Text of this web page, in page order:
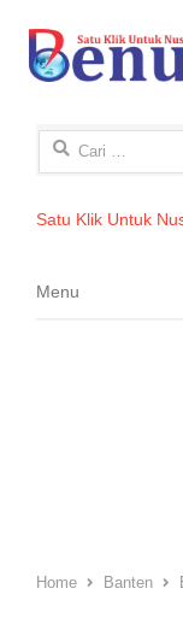
Cari
Satu Klik Untuk
Menu
Menu
Home Banten